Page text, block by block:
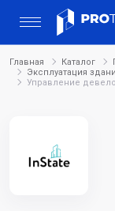
Главная Каталог
Эксплуатация
Управление